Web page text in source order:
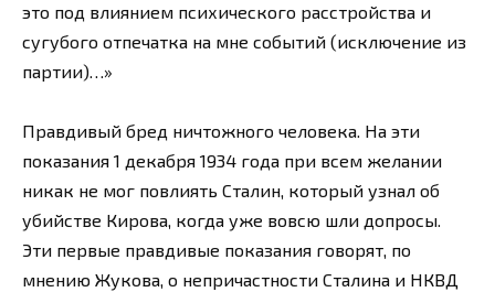
это под влиянием психического расстройства и
сугубого отпечатка на мне событий (исключение из
партии)…»
Правдивый бред ничтожного человека. На эти
показания 1 декабря 1934 года при всем желании
никак не мог повлиять Сталин, который узнал об
убийстве Кирова, когда уже вовсю шли допросы.
Эти первые правдивые показания говорят, по
мнению Жукова, о непричастности Сталина и НКВД